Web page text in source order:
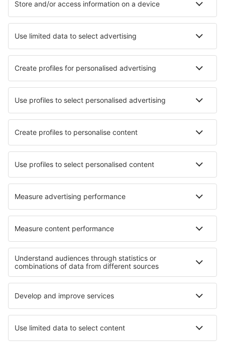
Hotels in Duisburg Hotels in Krummhörn Hotels in Kiel
Hotels in Eckernförde
Beste hotels - steden
Hotels in Thornbury Hotels in Okanogan
Hotels in Robledo Hotels in Gramatneusiedl
Hotels in Coldrano Hotels in Ladismith
Hotels in Oberschan Hotels in Kampong Giok
Beste hotels - regio's
Hotels in Harz Hotels in Black Forest Hotels op Sylt
Hotels in Ore Mountains Hotels in Saxony-Anhalt
Hotels in Baja California Hotels aan de Rimini Coast
Hotels op Samos Hotels in Greek Islands
Hotels op de Westelijke peloponnesos